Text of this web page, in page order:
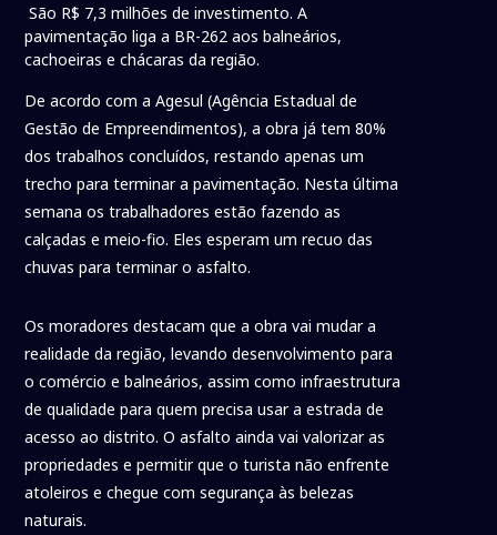
São R$ 7,3 milhões de investimento. A
pavimentação liga a BR-262 aos balneários,
cachoeiras e chácaras da região.
De acordo com a Agesul (Agência Estadual de
Gestão de Empreendimentos), a obra já tem 80%
dos trabalhos concluídos, restando apenas um
trecho para terminar a pavimentação. Nesta última
semana os trabalhadores estão fazendo as
calçadas e meio-fio. Eles esperam um recuo das
chuvas para terminar o asfalto.
Os moradores destacam que a obra vai mudar a
realidade da região, levando desenvolvimento para
o comércio e balneários, assim como infraestrutura
de qualidade para quem precisa usar a estrada de
acesso ao distrito. O asfalto ainda vai valorizar as
propriedades e permitir que o turista não enfrente
atoleiros e chegue com segurança às belezas
naturais.